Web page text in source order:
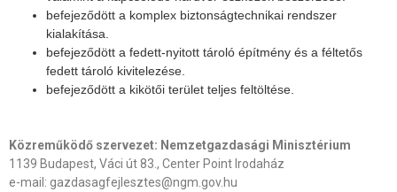
befejeződött a komplex biztonságtechnikai rendszer
kialakítása.
befejeződött a fedett-nyitott tároló építmény és a féltetős
fedett tároló kivitelezése.
befejeződött a kikötői terület teljes feltöltése.
Közreműködő szervezet: Nemzetgazdasági Minisztérium
1139 Budapest, Váci út 83., Center Point Irodaház
e-mail: gazdasagfejlesztes@ngm.gov.hu